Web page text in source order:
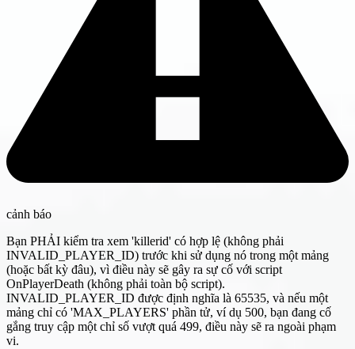
cảnh báo
Bạn PHẢI kiểm tra xem 'killerid' có hợp lệ (không phải
INVALID_PLAYER_ID) trước khi sử dụng nó trong một mảng
(hoặc bất kỳ đâu), vì điều này sẽ gây ra sự cố với script
OnPlayerDeath (không phải toàn bộ script).
INVALID_PLAYER_ID được định nghĩa là 65535, và nếu một
mảng chỉ có 'MAX_PLAYERS' phần tử, ví dụ 500, bạn đang cố
gắng truy cập một chỉ số vượt quá 499, điều này sẽ ra ngoài phạm
vi.